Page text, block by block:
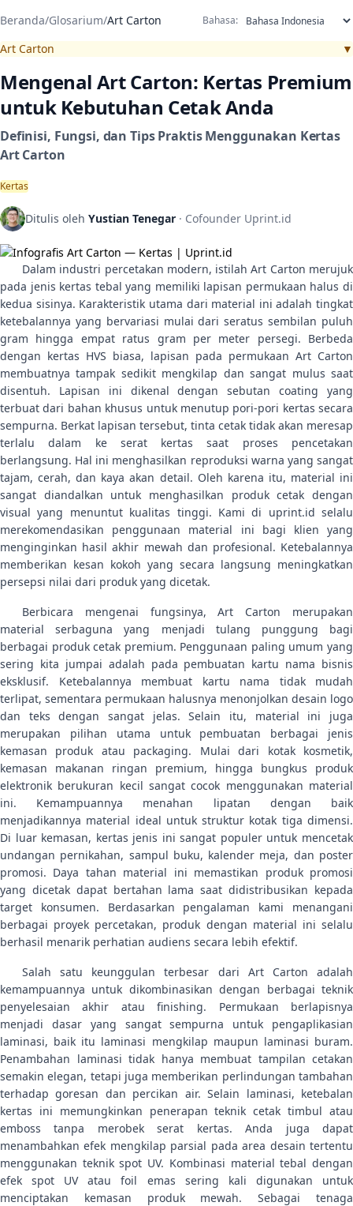
Beranda/Glosarium/Art Carton Bahasa:
Art Carton ▼
Mengenal Art Carton: Kertas Premium
untuk Kebutuhan Cetak Anda
Definisi, Fungsi, dan Tips Praktis Menggunakan Kertas
Art Carton
Kertas
Ditulis oleh Yustian Tenegar · Cofounder Uprint.id
Dalam industri percetakan modern, istilah Art Carton merujuk
pada jenis kertas tebal yang memiliki lapisan permukaan halus di
kedua sisinya. Karakteristik utama dari material ini adalah tingkat
ketebalannya yang bervariasi mulai dari seratus sembilan puluh
gram hingga empat ratus gram per meter persegi. Berbeda
dengan kertas HVS biasa, lapisan pada permukaan Art Carton
membuatnya tampak sedikit mengkilap dan sangat mulus saat
disentuh. Lapisan ini dikenal dengan sebutan coating yang
terbuat dari bahan khusus untuk menutup pori-pori kertas secara
sempurna. Berkat lapisan tersebut, tinta cetak tidak akan meresap
terlalu dalam ke serat kertas saat proses pencetakan
berlangsung. Hal ini menghasilkan reproduksi warna yang sangat
tajam, cerah, dan kaya akan detail. Oleh karena itu, material ini
sangat diandalkan untuk menghasilkan produk cetak dengan
visual yang menuntut kualitas tinggi. Kami di uprint.id selalu
merekomendasikan penggunaan material ini bagi klien yang
menginginkan hasil akhir mewah dan profesional. Ketebalannya
memberikan kesan kokoh yang secara langsung meningkatkan
persepsi nilai dari produk yang dicetak.
Berbicara mengenai fungsinya, Art Carton merupakan
material serbaguna yang menjadi tulang punggung bagi
berbagai produk cetak premium. Penggunaan paling umum yang
sering kita jumpai adalah pada pembuatan kartu nama bisnis
eksklusif. Ketebalannya membuat kartu nama tidak mudah
terlipat, sementara permukaan halusnya menonjolkan desain logo
dan teks dengan sangat jelas. Selain itu, material ini juga
merupakan pilihan utama untuk pembuatan berbagai jenis
kemasan produk atau packaging. Mulai dari kotak kosmetik,
kemasan makanan ringan premium, hingga bungkus produk
elektronik berukuran kecil sangat cocok menggunakan material
ini. Kemampuannya menahan lipatan dengan baik
menjadikannya material ideal untuk struktur kotak tiga dimensi.
Di luar kemasan, kertas jenis ini sangat populer untuk mencetak
undangan pernikahan, sampul buku, kalender meja, dan poster
promosi. Daya tahan material ini memastikan produk promosi
yang dicetak dapat bertahan lama saat didistribusikan kepada
target konsumen. Berdasarkan pengalaman kami menangani
berbagai proyek percetakan, produk dengan material ini selalu
berhasil menarik perhatian audiens secara lebih efektif.
Salah satu keunggulan terbesar dari Art Carton adalah
kemampuannya untuk dikombinasikan dengan berbagai teknik
penyelesaian akhir atau finishing. Permukaan berlapisnya
menjadi dasar yang sangat sempurna untuk pengaplikasian
laminasi, baik itu laminasi mengkilap maupun laminasi buram.
Penambahan laminasi tidak hanya membuat tampilan cetakan
semakin elegan, tetapi juga memberikan perlindungan tambahan
terhadap goresan dan percikan air. Selain laminasi, ketebalan
kertas ini memungkinkan penerapan teknik cetak timbul atau
emboss tanpa merobek serat kertas. Anda juga dapat
menambahkan efek mengkilap parsial pada area desain tertentu
menggunakan teknik spot UV. Kombinasi material tebal dengan
efek spot UV atau foil emas sering kali digunakan untuk
menciptakan kemasan produk mewah. Sebagai tenaga